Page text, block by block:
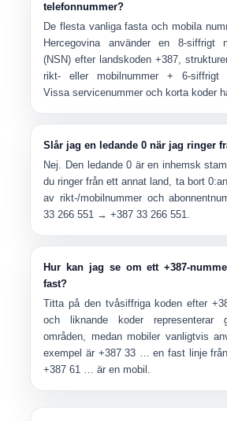
telefonnummer?
De flesta vanliga fasta och mobila
Hercegovina använder en 8-siffrigt
(NSN) efter landskoden +387,
rikt- eller mobilnummer + 6-siffrigt
Vissa servicenummer och korta koder
Slår jag en ledande 0 när jag ringer
Nej. Den ledande0 är en inhemsk
du ringer från ett annat land, ta bort
av rikt-/mobilnummer och
33 266 551 → +387 33 266 551.
Hur kan jag se om ett +387-
fast?
Titta på den tvåsiffriga koden efter
och liknande koder representerar
områden, medan mobiler vanligtvis
exempel är +387 33 … en fast linje
+387 61 … är en mobil.